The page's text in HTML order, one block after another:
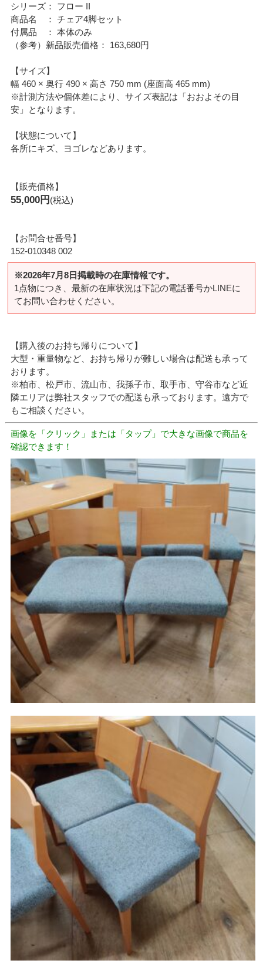
シリーズ： フロー II
商品名 ： チェア4脚セット
付属品 ： 本体のみ
（参考）新品販売価格： 163,680円
【サイズ】
幅 460 × 奥行 490 × 高さ 750 mm (座面高 465 mm)
※計測方法や個体差により、サイズ表記は「おおよその目
安」となります。
【状態について】
各所にキズ、ヨゴレなどあります。
【販売価格】
55,000円(税込)
【お問合せ番号】
152-010348 002
※2026年7月8日掲載時の在庫情報です。
1点物につき、最新の在庫状況は下記の電話番号かLINEに
てお問い合わせください。
【購入後のお持ち帰りについて】
大型・重量物など、お持ち帰りが難しい場合は配送も承って
おります。
※柏市、松戸市、流山市、我孫子市、取手市、守谷市など近
隣エリアは弊社スタッフでの配送も承っております。遠方で
もご相談ください。
画像を「クリック」または「タップ」で大きな画像で商品を
確認できます！